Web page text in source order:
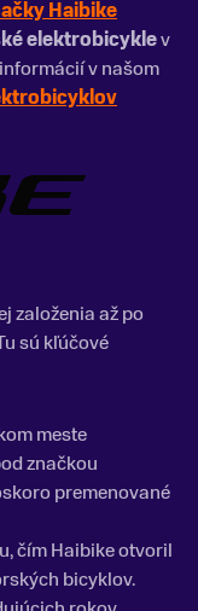
Haibike
elektrobicyklev
v našom
založenia až po
sú kľúčové
meste
značkou
premenované
čím Haibike otvoril
bicyklov.